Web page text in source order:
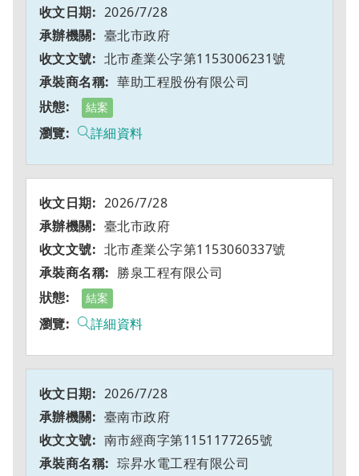
2026/7/28
臺北市政府
北市產業公字第1153006231號
華助工程股份有限公司
結案
詳細資料
2026/7/28
臺北市政府
北市產業公字第1153060337號
勝泉工程有限公司
結案
詳細資料
2026/7/28
臺南市政府
南市經商字第1151177265號
琮昇水電工程有限公司